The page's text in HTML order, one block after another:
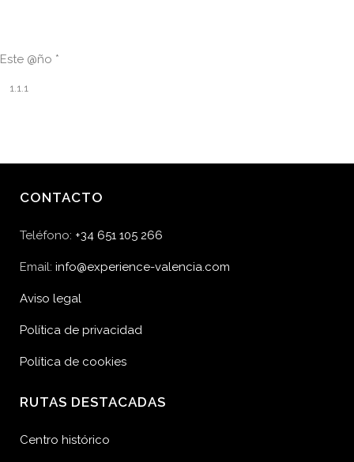
Este @ño *
CONTACTO
Teléfono: +34 651 105 266
Email: info@experience-valencia.com
Aviso legal
Política de privacidad
Política de cookies
RUTAS DESTACADAS
Centro histórico